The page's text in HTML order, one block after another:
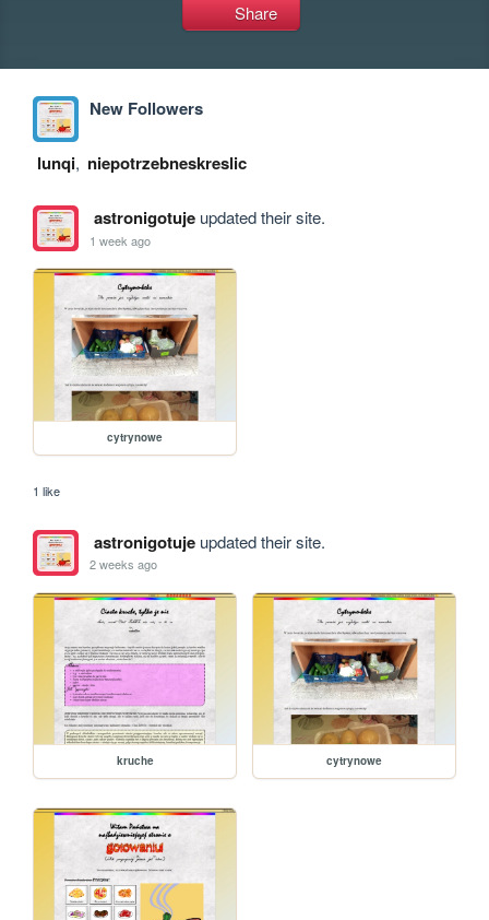
Share
New Followers
lunqi, niepotrzebneskreslic
astronigotujeupdated their site.
1 week ago
cytrynowe
1 like
astronigotujeupdated their site.
2 weeks ago
kruche cytrynowe